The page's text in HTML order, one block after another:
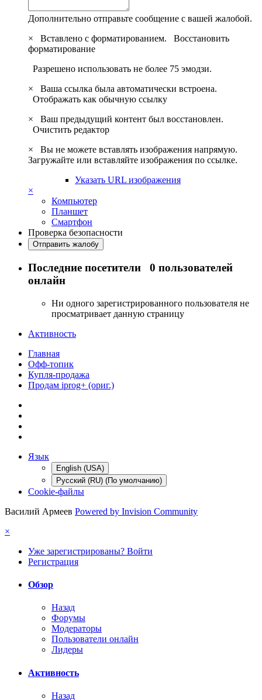
Дополнительно отправьте сообщение с вашей жалобой.
×
Вставлено с форматированием. Восстановить
форматирование
Разрешено использовать не более 75 эмодзи.
×
Ваша ссылка была автоматически встроена.
Отображать как обычную ссылку
×
Ваш предыдущий контент был восстановлен.
Очистить редактор
×
Вы не можете вставлять изображения напрямую.
Загружайте или вставляйте изображения по ссылке.
Указать URL изображения
×
Компьютер
Планшет
Смартфон
Проверка безопасности
Отправить жалобу
Последние посетители 0 пользователей
онлайн
Ни одного зарегистрированного пользователя не
просматривает данную страницу
Активность
Главная
Офф-топик
Купля-продажа
Продам iprog+ (ориг.)
Язык
English (USA)
Русский (RU) (По умолчанию)
Cookie-файлы
Василий Армеев Powered by Invision Community
×
Уже зарегистрированы? Войти
Регистрация
Обзор
Назад
Форумы
Модераторы
Пользователи онлайн
Лидеры
Активность
Назад